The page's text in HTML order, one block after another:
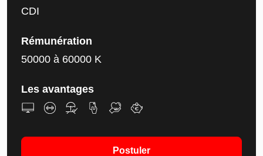
CDI
Rémunération
50000 à 60000 K
Les avantages
Postuler